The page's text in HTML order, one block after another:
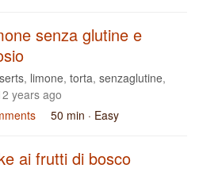
senza glutine e
, limone, torta, senzaglutine,
years ago
50 min · Easy
ai frutti di bosco